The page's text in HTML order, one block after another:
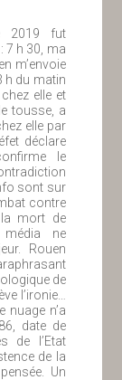
2019 fut
7 h 30, ma
m’envoie
h du matin
elle et
tousse, a
elle par
déclare
le
sont sur
contre
la mort de
ne
Rouen
de
l’ironie…
nuage n’a
date de
de l’Etat
de la
Un